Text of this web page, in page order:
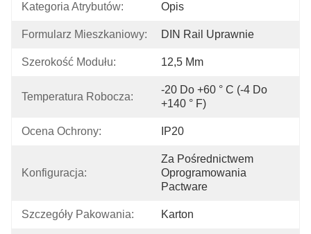
Kategoria Atrybutów: Opis
Formularz Mieszkaniowy: DIN Rail Uprawnie
Szerokość Modułu: 12,5 Mm
Temperatura Robocza:
-20 Do +60 ° C (-4 Do
+140 ° F)
Ocena Ochrony: IP20
Konfiguracja:
Za Pośrednictwem
Oprogramowania
Pactware
Szczegóły Pakowania: Karton